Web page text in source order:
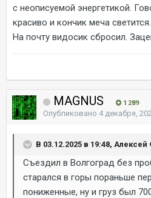
с неописуемой энергетикой.
красиво и кончик меча светится.
На почту видосик сбросил.
MAGNUS 1 289
Опубликовано 4 декабря,
В 03.12.2025 в 19:48, Алексей
Съездил в Волгоград без
старался в горы пораньше
пониженные, ну и груз был 700